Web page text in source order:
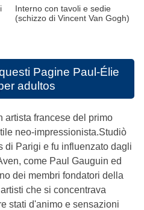
Interno con tavoli e sedie
(schizzo di Vincent Van Gogh)
Pagine Paul-Élie
adultos
artista francese del primo
neo-impressionista.Studiò
di Parigi e fu influenzato dagli
come Paul Gauguin ed
dei membri fondatori della
che si concentrava
stati d'animo e sensazioni